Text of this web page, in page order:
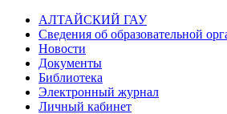
АЛТАЙСКИЙ ГАУ
Сведения об образовательной
Новости
Документы
Библиотека
Электронный журнал
Личный кабинет